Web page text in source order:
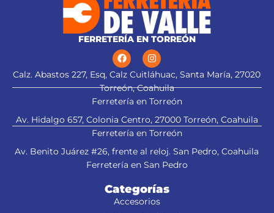
FERRETERÍA EN TORREÓN
Calz. Abastos 227, Esq, Calz Cuitláhuac, Santa María, 27020
Torreón, Coahuila
Ferretería en Torreón
Av. Hidalgo 657, Colonia Centro, 27000 Torreón, Coahuila
Ferretería en Torreón
Av. Benito Juárez #26, frente al reloj. San Pedro, Coahuila
Ferretería en San Pedro
Categorías
Accesorios